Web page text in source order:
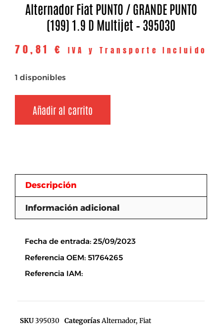
Alternador Fiat PUNTO / GRANDE PUNTO
(199) 1.9 D Multijet – 395030
70,81 € IVA y Transporte Incluido
1 disponibles
Añadir al carrito
Descripción
Información adicional
Fecha de entrada: 25/09/2023
Referencia OEM: 51764265
Referencia IAM:
SKU395030 CategoríasAlternador, Fiat